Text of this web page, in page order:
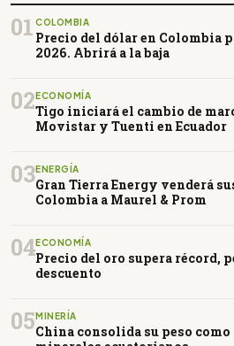
01 COLOMBIA
Precio del dólar en Colombia
2026. Abrirá a la baja
02 ECONOMÍA
Tigo iniciará el cambio de
Movistar y Tuenti en Ecuador
03ENERGÍA
Gran Tierra Energy venderá
Colombia a Maurel & Prom
04ECONOMÍA
Precio del oro supera récord,
descuento
05 MINERÍA
China consolida su peso